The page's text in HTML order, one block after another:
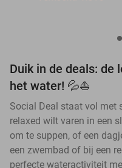
Duik in de deals: de
het water! 💦⛵
Social Deal staat vol met
relaxed wilt varen in een
om te suppen, of een
een zwembad of bij een
perfecte wateractiviteit